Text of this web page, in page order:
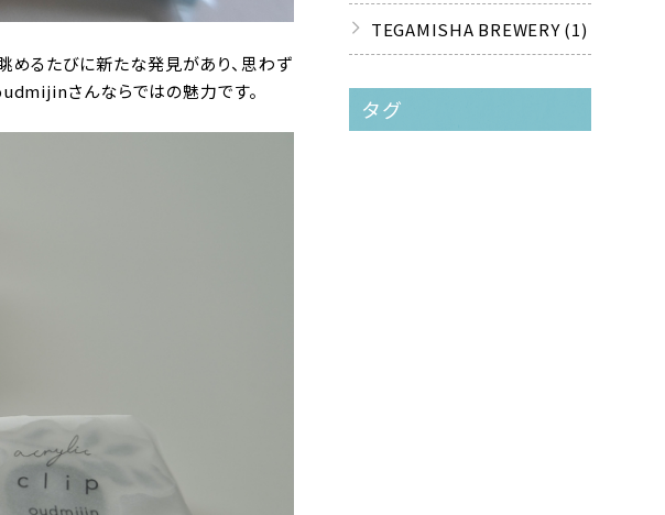
めるたびに新たな発見があり、思わず
さんならではの魅力です。
TEGAMISHA BREWERY (1)
タグ